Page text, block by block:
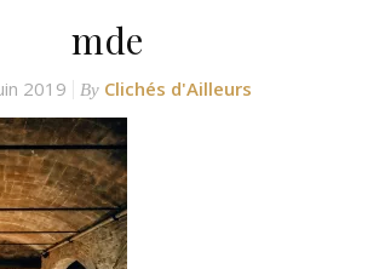
mde
2019 By Clichés d'Ailleurs